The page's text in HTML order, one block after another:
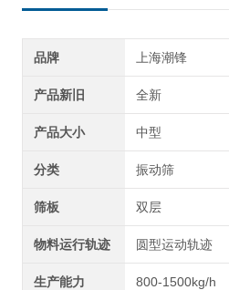
品牌 上海潮锋
产品新旧 全新
产品大小 中型
分类 振动筛
筛板 双层
物料运行轨迹 圆型运动轨迹
生产能力 800-1500kg/h